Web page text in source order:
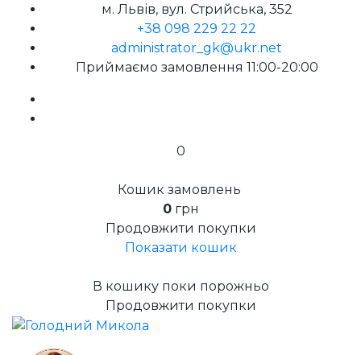
м. Львів, вул. Стрийська, 352
+38 098 229 22 22
administrator_gk@ukr.net
Приймаємо замовлення 11:00-20:00
0
Кошик замовлень
0грн
Продовжити покупки
Показати кошик
В кошику поки порожньо
Продовжити покупки